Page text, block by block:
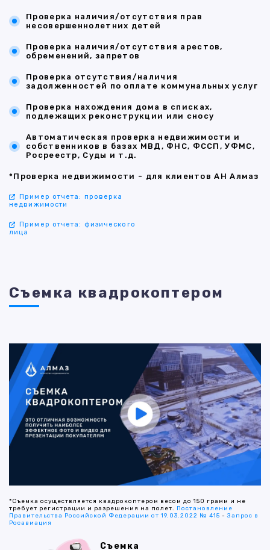
Проверка наличия/отсутствия прав
несовершеннолетних детей
Проверка наличия/отсутствия арестов,
обременений, запретов
Проверка отсутствия/наличия
задолженностей по оплате коммунальных услуг
Проверка нахождения дома в списках,
подлежащих реконструкции или сносу
Автоматическая проверка недвижимости и
собственников в базах МВД, ФНС, ФССП, УФМС,
Росреестр, Суды и т.д.
*Проверка недвижимости - для клиентов АН Алмаз
Пример отчета: проверка
недвижимости
Пример отчета: физического
лица
Съемка квадрокоптером
*Съемка осуществляется квадрокоптером весом до 150 грамм и не
требует регистрации и разрешения на полет. Постановление
Правительства Российской Федерации от 19.03.2022 № 415 -Запрос в
Росавиация
Съемка